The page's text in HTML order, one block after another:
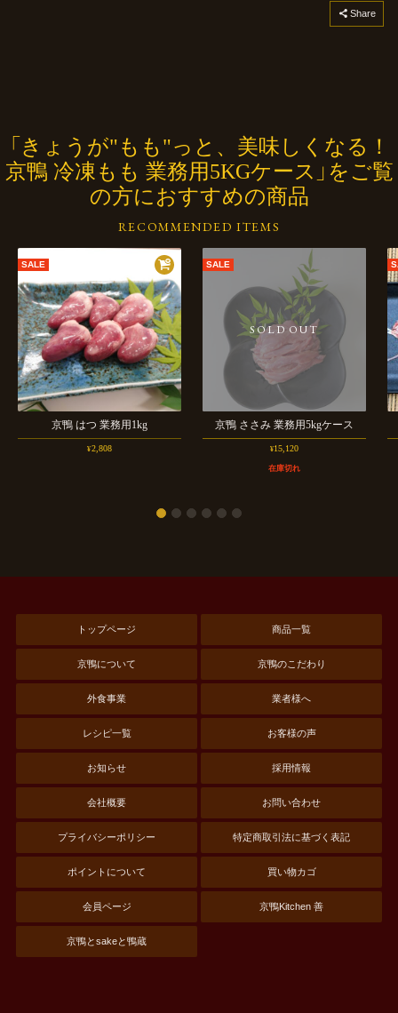
Share
コピーしました
「きょうが"もも"っと、美味しくなる！
京鴨 冷凍もも 業務用5KGケース」をご覧
の方におすすめの商品
RECOMMENDED ITEMS
京鴨 はつ 業務用1kg
¥2,808
京鴨 ささみ 業務用5kgケース
¥15,120
在庫切れ
トップページ 商品一覧
京鴨について 京鴨のこだわり
外食事業 業者様へ
レシピ一覧 お客様の声
お知らせ 採用情報
会社概要 お問い合わせ
プライバシーポリシー 特定商取引法に基づく表記
ポイントについて 買い物カゴ
会員ページ 京鴨Kitchen 善
京鴨とsakeと鴨蔵